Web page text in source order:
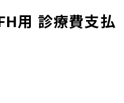
用 診療費支払